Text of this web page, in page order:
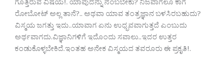
ಗೊತ್ತಿರುವ ವಿಷಯ!. ಯಾವುದನ್ನು ನಂಬಬೇಕು? ನಿಜವಾಗಲೂ ಕಾಗೆ
ರೋಬೋಟ್ ಅಲ್ಲ ತಾನೆ?.. ಅಥವಾ ಯಾವ ತಂತ್ರಜ್ಞಾನ ಬಳಸಿರಬಹುದು?
ವಿಸ್ಮಯ ಜಗತ್ತು ಇದು..ಯಾವಾಗ ಏನು ಉಧ್ಭವವಾಗುತ್ತದೆ ಎಂಬುದು
ಅರ್ಥವಾಗದು.ವಿಜ್ಞಾನಿಗಳಿಗೆ ಇದೊಂದು ಸವಾಲು..ಇದರ ಉತ್ತರ
ಕಂಡುಕೊಳ್ಳಬೇಕಿದೆ.ಇಂತಹ ಅನೇಕ ವಿಸ್ಮಯದ ತವರೂರು ಈ ಪ್ರಕೃತಿ!.